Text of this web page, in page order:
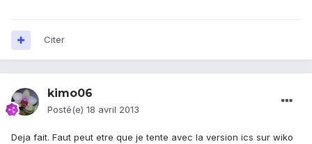
Citer
kimo06
Posté(e) 18 avril 2013
Deja fait. Faut peut etre que je tente avec la version ics sur wiko